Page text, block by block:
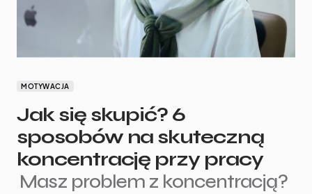
MOTYWACJA
Jak się skupić? 6
sposobów na skuteczną
koncentrację przy pracy
Masz problem z koncentracją?